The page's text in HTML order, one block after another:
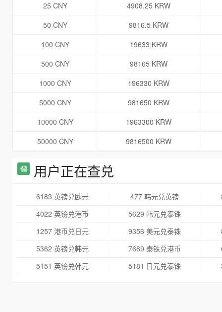
25 CNY
4908.25 KRW
50 CNY
9816.5 KRW
100 CNY
19633 KRW
500 CNY
98165 KRW
1000 CNY
196330 KRW
5000 CNY
981650 KRW
10000 CNY
1963300 KRW
50000 CNY
9816500 KRW
用户正在查兑
6183 英镑兑欧元 477 韩元兑英镑
4022 英镑兑港币
5629 韩元兑泰铢
1257 港币兑日元
9356 美元兑泰铢
5362 英镑兑韩元
7689 泰铢兑港币
5151 英镑兑韩元
5181 日元兑泰铢